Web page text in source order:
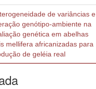
de variâncias e
genótipo-ambiente na
genética em abelhas
mellifera africanizadas para
de geléia real